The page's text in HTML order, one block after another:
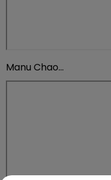
Manu Chao…